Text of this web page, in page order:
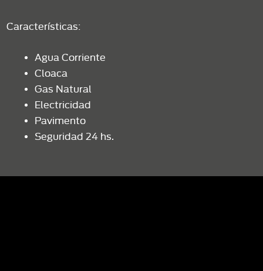
Características:
Agua Corriente
Cloaca
Gas Natural
Electricidad
Pavimento
Seguridad 24 hs.